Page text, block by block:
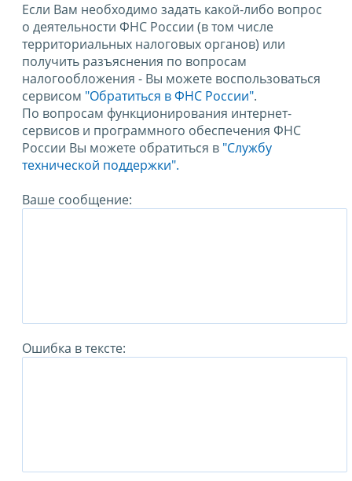
Если Вам необходимо задать какой-либо вопрос
о деятельности ФНС России (в том числе
территориальных налоговых органов) или
получить разъяснения по вопросам
налогообложения - Вы можете воспользоваться
сервисом "Обратиться в ФНС России".
По вопросам функционирования интернет-
сервисов и программного обеспечения ФНС
России Вы можете обратиться в "Службу
технической поддержки".
Ваше сообщение:
Ошибка в тексте: